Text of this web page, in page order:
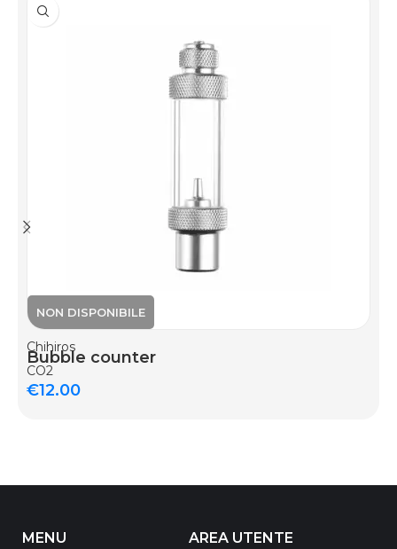
Chihiros
Bubble counter
CO2
€12.00
MENU AREA UTENTE